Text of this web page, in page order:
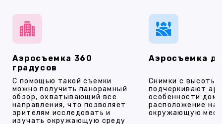
Аэросъемка 360
градусов
С помощью такой съемки
можно получить панорамный
обзор, охватывающий все
направления, что позволяет
зрителям исследовать и
изучать окружающую среду
Аэросъемка
Снимки с высоты
подчеркивают
особенности
расположение на
окружающую